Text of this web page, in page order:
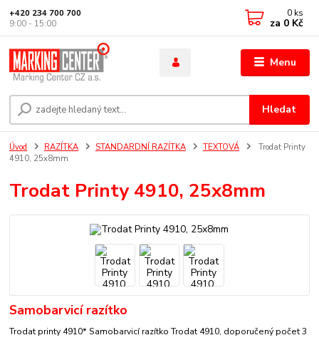
Menu
Hledat
+420 234 700 700
9:00 - 15:00
0 ks
za 0 Kč
Úvod RAZÍTKA STANDARDNÍ RAZÍTKA TEXTOVÁ
Trodat Printy
4910, 25x8mm
Trodat Printy 4910, 25x8mm
Samobarvicí razítko
Trodat printy 4910* Samobarvicí razítko Trodat 4910, doporučený počet 3